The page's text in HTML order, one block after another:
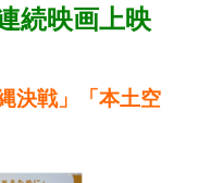
続映画上映
決戦」「本土空